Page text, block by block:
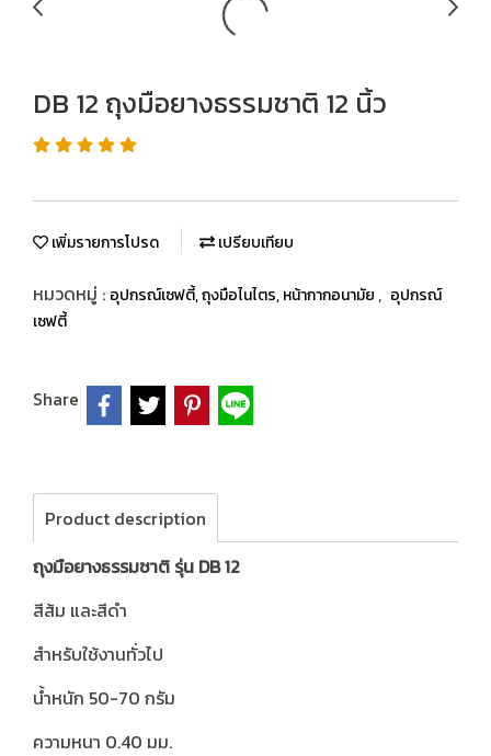
DB 12 ถุงมือยางธรรมชาติ 12 นิ้ว
เพิ่มรายการโปรด เปรียบเทียบ
หมวดหมู่ : อุปกรณ์เซฟตี้, ถุงมือไนไตร, หน้ากากอนามัย , อุปกรณ์
เซฟตี้
Share
Product description
ถุงมือยางธรรมชาติ รุ่น DB 12
สีส้ม และสีดำ
สำหรับใช้งานทั่วไป
น้ำหนัก 50-70 กรัม
ความหนา 0.40 มม.